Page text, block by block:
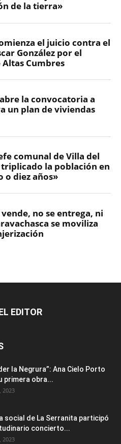
EDITOR
la Negrura”: Ana Cielo Porto
primera obra...
2023
social de La Serranita participó
concierto...
2023